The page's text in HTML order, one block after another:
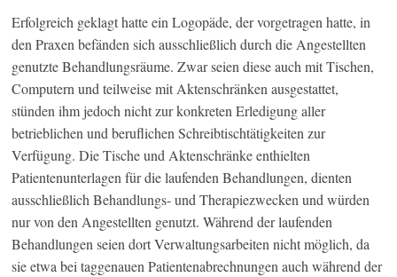
Erfolgreich geklagt hatte ein Logopäde, der vorgetragen hatte, in
den Praxen befänden sich ausschließlich durch die Angestellten
genutzte Behandlungsräume. Zwar seien diese auch mit Tischen,
Computern und teilweise mit Aktenschränken ausgestattet,
stünden ihm jedoch nicht zur konkreten Erledigung aller
betrieblichen und beruflichen Schreibtischtätigkeiten zur
Verfügung. Die Tische und Aktenschränke enthielten
Patientenunterlagen für die laufenden Behandlungen, dienten
ausschließlich Behandlungs- und Therapiezwecken und würden
nur von den Angestellten genutzt. Während der laufenden
Behandlungen seien dort Verwaltungsarbeiten nicht möglich, da
sie etwa bei taggenauen Patientenabrechnungen auch während der